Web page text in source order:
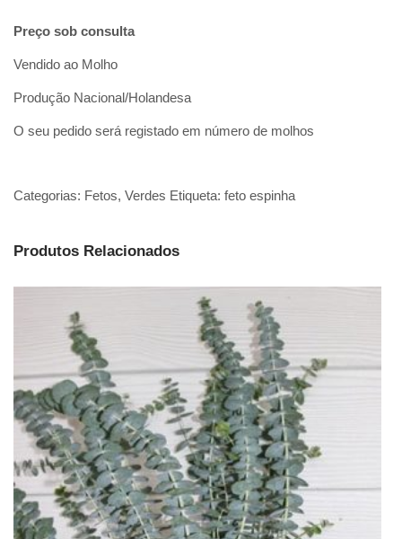
Preço sob consulta
Vendido ao Molho
Produção Nacional/Holandesa
O seu pedido será registado em número de molhos
Categorias: Fetos, Verdes Etiqueta: feto espinha
Produtos Relacionados